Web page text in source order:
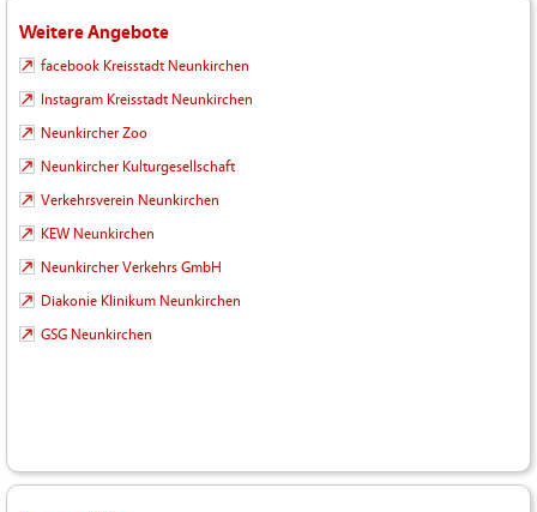
Weitere Angebote
facebook Kreisstadt Neunkirchen
Instagram Kreisstadt Neunkirchen
Neunkircher Zoo
Neunkircher Kulturgesellschaft
Verkehrsverein Neunkirchen
KEW Neunkirchen
Neunkircher Verkehrs GmbH
Diakonie Klinikum Neunkirchen
GSG Neunkirchen